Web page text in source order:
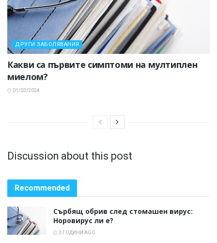
ДРУГИ ЗАБОЛЯВАНИЯ
Какви са първите симптоми на мултиплен
миелом?
01/03/2024
Discussion about this post
Recommended
Сърбящ обрив след стомашен вирус:
Норовирус ли е?
3 ГОДИНИ AGO